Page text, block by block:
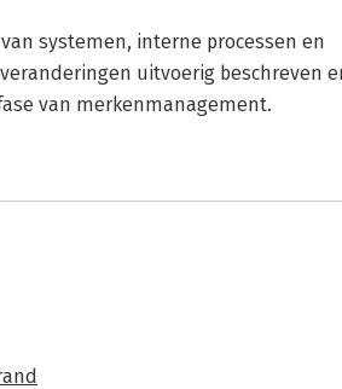
systemen, interne processen en
uitvoerig beschreven
van merkenmanagement.